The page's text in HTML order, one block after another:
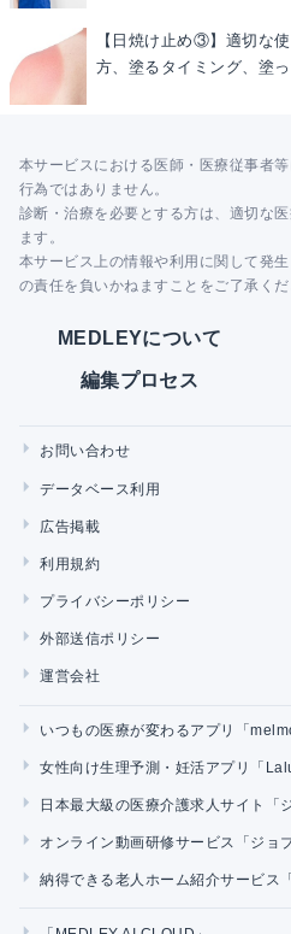
【日焼け止め③】適切な
方、塗るタイミング、塗
本サービスにおける医師・医療従事者
行為ではありません。
診断・治療を必要とする方は、適切な
ます。
本サービス上の情報や利用に関して発
の責任を負いかねますことをご了承くだ
MEDLEYについて
編集プロセス
お問い合わせ
データベース利用
広告掲載
利用規約
プライバシーポリシー
外部送信ポリシー
運営会社
いつもの医療が変わるアプリ「
女性向け生理予測・妊活アプリ「
日本最大級の医療介護求人サイト「
オンライン動画研修サービス「ジョ
納得できる老人ホーム紹介サービス